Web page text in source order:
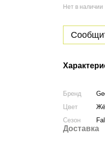
Нет в наличии
Бренд
Цвет
Сезон
Fall
Доставка